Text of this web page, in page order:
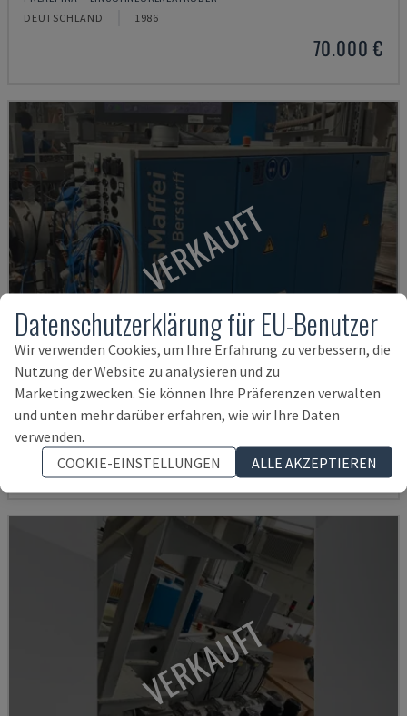
DEUTSCHLAND 1986
70.000 €
VERKAUFT
KME 45 XS EXTRUDER
KRAUSS MAFFEI - EINSCHNECKENEXTRUDER
DEUTSCHLAND 2016 32.000 STD
VERKAUFT
Datenschutzerklärung für EU-Benutzer
Wir verwenden Cookies, um Ihre Erfahrung zu verbessern, die
Nutzung der Website zu analysieren und zu
Marketingzwecken. Sie können Ihre Präferenzen verwalten
und unten mehr darüber erfahren, wie wir Ihre Daten
verwenden.
COOKIE-EINSTELLUNGEN
ALLE AKZEPTIEREN